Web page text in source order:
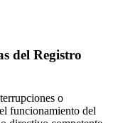
del Registro
o
funcionamiento del